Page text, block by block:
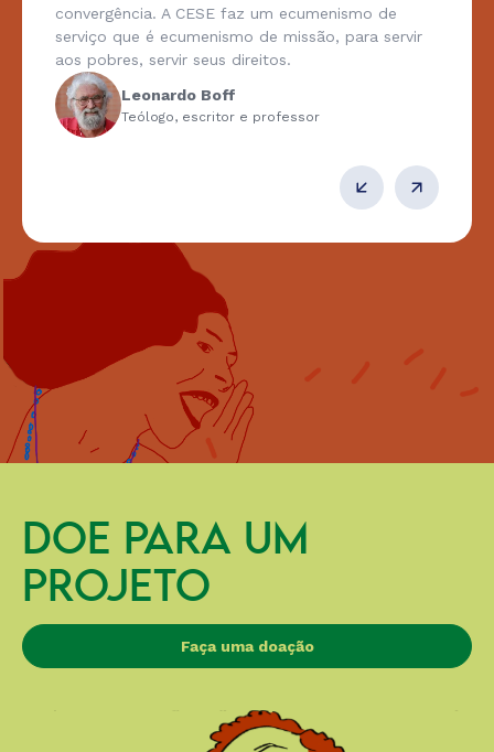
convergência. A CESE faz um ecumenismo de
serviço que é ecumenismo de missão, para servir
aos pobres, servir seus direitos.
Leonardo Boff
Teólogo, escritor e professor
DOE PARA UM
PROJETO
Faça uma doação